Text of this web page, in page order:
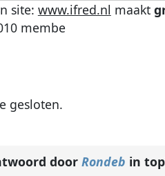
site: www.ifred.nl maakt
membe
gesloten.
door Rondeb in